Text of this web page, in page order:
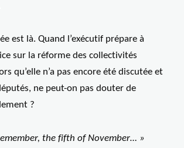
est là. Quand l’exécutif prépare à
sur la réforme des collectivités
qu’elle n’a pas encore été discutée et
ne peut-on pas douter de
?
the fifth of November… »